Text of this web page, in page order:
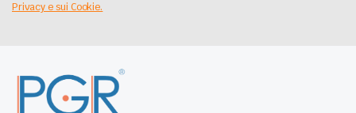
Privacy e sui Cookie.